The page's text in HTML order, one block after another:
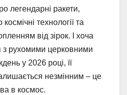
легендарні ракети,
технології та
від зірок. І хоча
з рухомими церковними
у 2026 році, її
незмінним – це
в космос.